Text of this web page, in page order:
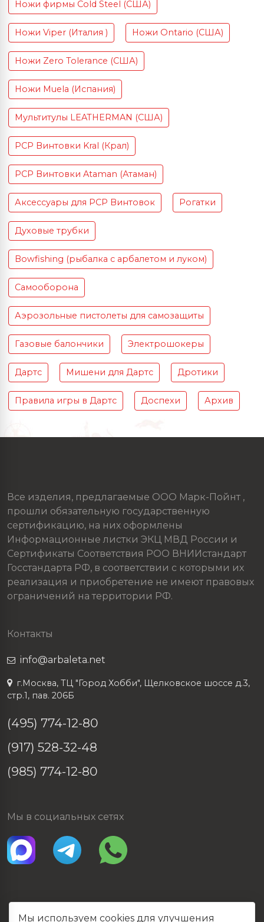
Ножи фирмы Cold Steel (США)
Ножи Viper (Италия ) Ножи Ontario (США)
Ножи Zero Tolerance (США)
Ножи Muela (Испания)
Мультитулы LEATHERMAN (США)
PCP Винтовки Kral (Крал)
PCP Винтовки Ataman (Атаман)
Аксессуары для PCP Винтовок Рогатки
Духовые трубки
Bowfishing (рыбалка с арбалетом и луком)
Самооборона
Аэрозольные пистолеты для самозащиты
Газовые балончики Электрошокеры
Дартс Мишени для Дартс Дротики
Правила игры в Дартс Доспехи Архив
Все изделия, предлагаемые ООО Марк-Пойнт ,
прошли обязательную государственную
сертификацию, на них оформлены
Информационные листки ЭКЦ МВД России и
Сертификаты Соответствия РОО ВНИИстандарт
Госстандарта РФ, в соответствии с которыми их
реализация и приобретение не имеют правовых
ограничений на территории РФ.
Контакты
info@arbaleta.net
г.Москва, ТЦ "Город Хобби", Щелковское шоссе д.3,
стр.1, пав. 206Б
(495) 774-12-80
(917) 528-32-48
(985) 774-12-80
Мы в социальных сетях
Мы используем cookies для улучшения